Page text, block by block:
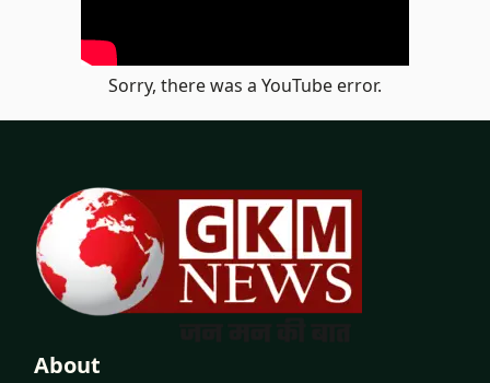
Sorry, there was a YouTube error.
About